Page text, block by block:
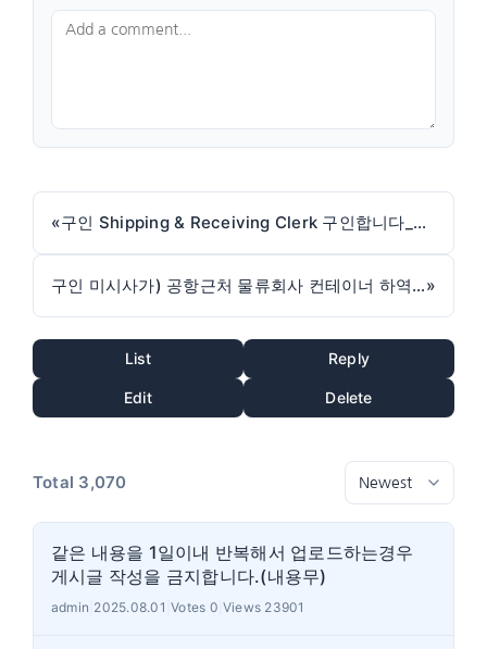
« 구인 Shipping & Receiving Clerk 구인합니다_CJ Logistics Canada Corporation
구인 미시사가) 공항근처 물류회사 컨테이너 하역인원 구인»
List Reply
Edit Delete
Total 3,070
같은 내용을 1일이내 반복해서 업로드하는경우
게시글 작성을 금지합니다.(내용무)
admin 2025.08.01 |Votes 0 |Views 23901